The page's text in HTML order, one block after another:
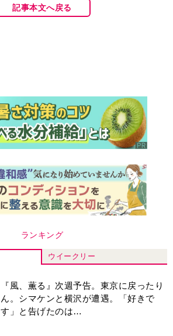
記事本文へ戻る
ランキング
ウイークリー
『風、薫る』次週予告。東京に戻ったり
ん。シマケンと横沢が遭遇。「好きで
す」と告げたのは…